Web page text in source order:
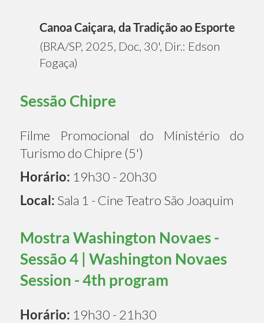
Canoa Caiçara, da Tradição ao Esporte
(BRA/SP, 2025, Doc, 30', Dir.: Edson
Fogaça)
Sessão Chipre
Filme Promocional do Ministério do
Turismo do Chipre (5')
Horário: 19h30 - 20h30
Local: Sala 1 - Cine Teatro São Joaquim
Mostra Washington Novaes -
Sessão 4 | Washington Novaes
Session - 4th program
Horário: 19h30 - 21h30